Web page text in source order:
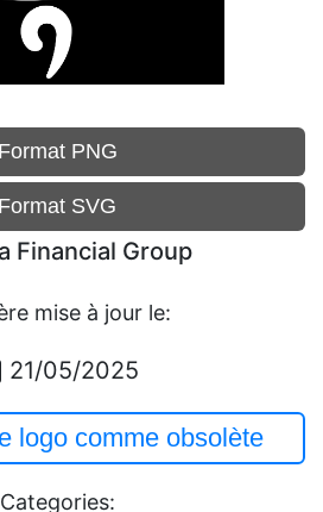
Format PNG
Format SVG
Financial Group
mise à jour le:
21/05/2025
logo comme obsolète
Categories: